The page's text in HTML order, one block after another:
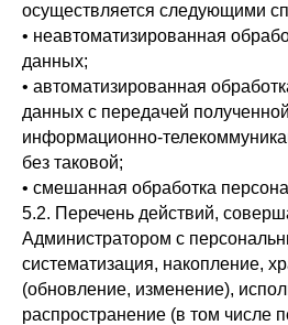
осуществляется следующими
• неавтоматизированная
данных;
• автоматизированная
данных с передачей
информационно-
без таковой;
• смешанная обработка
5.2. Перечень действий,
Администратором с
систематизация, накопление,
(обновление, изменение),
распространение (в том числе